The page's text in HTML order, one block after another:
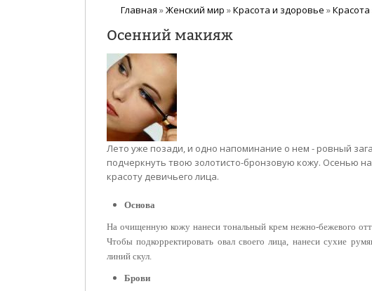
Главная »Женский мир »Красота и здоровье »Красота
Осенний макияж
Лето уже позади, и одно напоминание о нем - ровный
подчеркнуть твою золотисто-бронзовую кожу. Осенью
красоту девичьего лица.
Основа
На очищенную кожу нанеси тональный крем нежно-бежевого
Чтобы подкорректировать овал своего лица, нанеси сухие
линий скул.
Брови